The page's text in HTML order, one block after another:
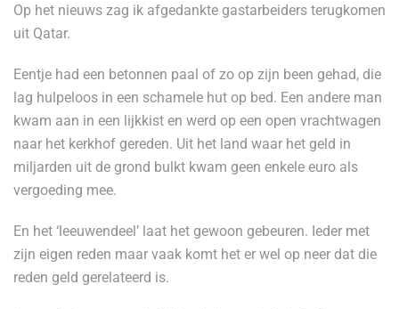
Op het nieuws zag ik afgedankte gastarbeiders terugkomen
uit Qatar.
Eentje had een betonnen paal of zo op zijn been gehad, die
lag hulpeloos in een schamele hut op bed. Een andere man
kwam aan in een lijkkist en werd op een open vrachtwagen
naar het kerkhof gereden. Uit het land waar het geld in
miljarden uit de grond bulkt kwam geen enkele euro als
vergoeding mee.
En het ‘leeuwendeel’ laat het gewoon gebeuren. Ieder met
zijn eigen reden maar vaak komt het er wel op neer dat die
reden geld gerelateerd is.